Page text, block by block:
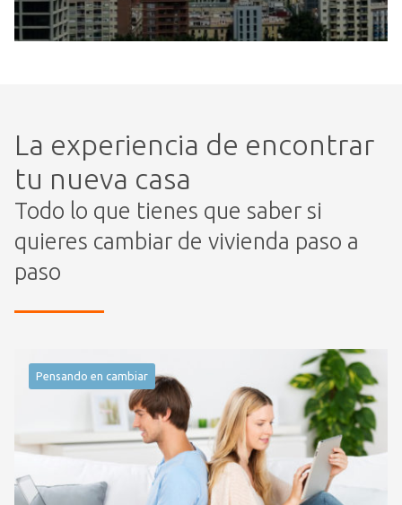
La experiencia de encontrar
tu nueva casa
Todo lo que tienes que saber si
quieres cambiar de vivienda paso a
paso
Pensando en cambiar